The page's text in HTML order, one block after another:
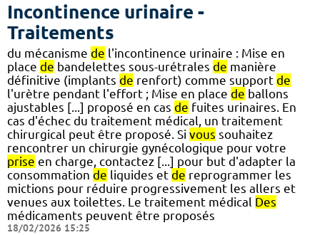
Incontinence urinaire -
Traitements
du mécanisme de l'incontinence urinaire : Mise en
place de bandelettes sous-urétrales de manière
définitive (implants de renfort) comme support de
l'urètre pendant l'effort ; Mise en place de ballons
ajustables [...] proposé en cas de fuites urinaires. En
cas d'échec du traitement médical, un traitement
chirurgical peut être proposé. Si vous souhaitez
rencontrer un chirurgie gynécologique pour votre
prise en charge, contactez [...] pour but d'adapter la
consommation de liquides et de reprogrammer les
mictions pour réduire progressivement les allers et
venues aux toilettes. Le traitement médical Des
médicaments peuvent être proposés
18/02/2026 15:25